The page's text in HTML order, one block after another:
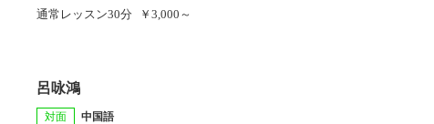
通常レッスン30分 ￥3,000～
呂咏鴻
対面 中国語